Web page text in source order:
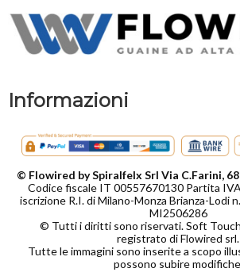
Informazioni
© Flowired by Spiralfelx Srl Via C.Farini,
Codice fiscale IT 00557670130 Partita
iscrizione R.I. di Milano-Monza Brianza-Lodi
MI2506286
© Tutti i diritti sono riservati. Soft
registrato di Flowired srl.
Tutte le immagini sono inserite a scopo
possono subire